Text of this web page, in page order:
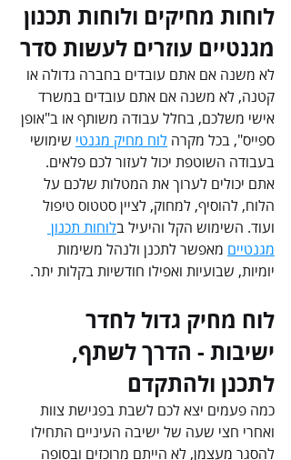
לוחות מחיקים ולוחות תכנון
מגנטיים עוזרים לעשות סדר
לא משנה אם אתם עובדים בחברה גדולה או
קטנה, לא משנה אם אתם עובדים במשרד
אישי משלכם, בחלל עבודה משותף או ב"אופן
ספייס", בכל מקרה לוח מחיק מגנטי שימושי
בעבודה השוטפת יכול לעזור לכם פלאים.
אתם יכולים לערוך את המטלות שלכם על
הלוח, להוסיף, למחוק, לציין סטטוס טיפול
ועוד. השימוש הקל והיעיל בלוחות תכנון
מגנטיים מאפשר לתכנן ולנהל משימות
יומיות, שבועיות ואפילו חודשיות בקלות יתר.
לוח מחיק גדול לחדר
ישיבות - הדרך לשתף,
לתכנן ולהתקדם
כמה פעמים יצא לכם לשבת בפגישת צוות
ואחרי חצי שעה של ישיבה העיניים התחילו
להסגר מעצמן, לא הייתם מרוכזים ובסופה